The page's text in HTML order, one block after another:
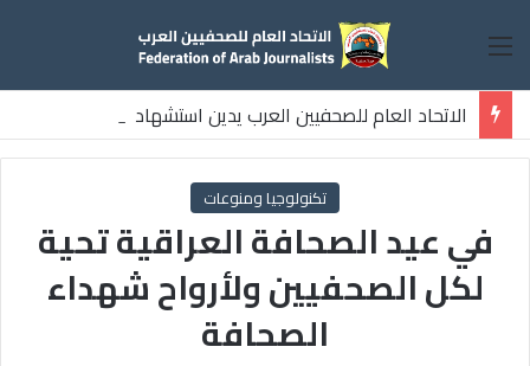
القائمة
الاتحاد العام للصحفيين العرب يدين استشهاد
ثلاثة صحفيين فلسطينيين باستهداف إسرائيلي وسط قطاع غزة
تكنولوجيا ومنوعات
في عيد الصحافة العراقية تحية
لكل الصحفيين ولأرواح شهداء
الصحافة